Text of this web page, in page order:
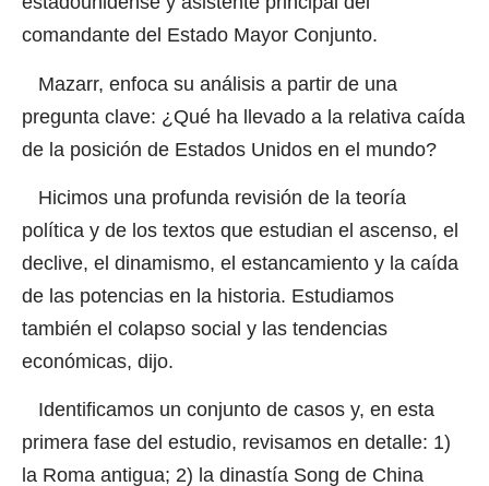
comandante del Estado Mayor Conjunto.
Mazarr, enfoca su análisis a partir de una
pregunta clave: ¿Qué ha llevado a la relativa caída
de la posición de Estados Unidos en el mundo?
Hicimos una profunda revisión de la teoría
política y de los textos que estudian el ascenso, el
declive, el dinamismo, el estancamiento y la caída
de las potencias en la historia. Estudiamos
también el colapso social y las tendencias
económicas, dijo.
Identificamos un conjunto de casos y, en esta
primera fase del estudio, revisamos en detalle: 1)
la Roma antigua; 2) la dinastía Song de China